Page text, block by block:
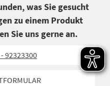
was Sie gesucht
zu einem Produkt
Sie uns gerne an.
92323300